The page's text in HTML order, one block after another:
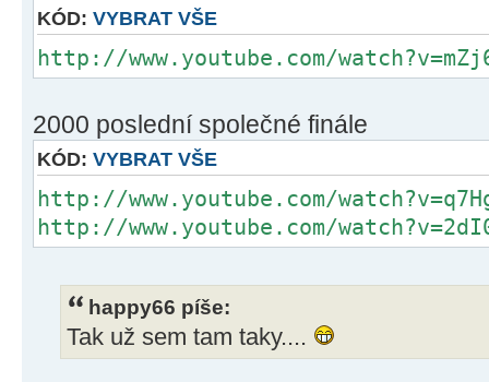
KÓD: VYBRAT VŠE
http://www.youtube.com/
2000 poslední společné finále
KÓD: VYBRAT VŠE
http://www.youtube.com/
http://www.youtube.com/
happy66 píše:
Tak už sem tam taky....